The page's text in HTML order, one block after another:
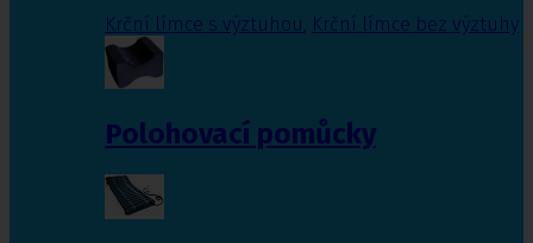
Krční límce s výztuhou Krční límce bez výztuhy
Polohovací pomůcky